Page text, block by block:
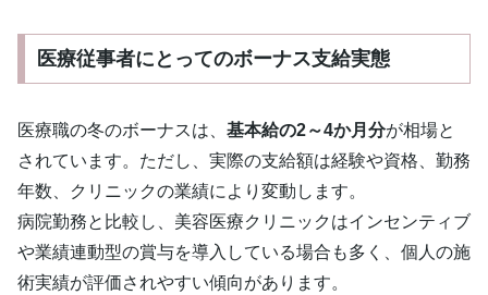
医療従事者にとってのボーナス支給実態
医療職の冬のボーナスは、 基本給の2～4か月分が相場と
されています。ただし、実際の支給額は経験や資格、勤務
年数、クリニックの業績により変動します。
病院勤務と比較し、美容医療クリニックはインセンティブ
や業績連動型の賞与を導入している場合も多く、個人の施
術実績が評価されやすい傾向があります。